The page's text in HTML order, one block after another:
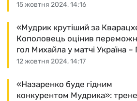
15 жовтня 2024, 14:16
12 жовтня 2024, 14:17
«Мудрик крутіший за
Кополовець оцінив
гол Михайла у матчі Україна –
«Назаренко буде гідним
конкурентом Мудрика»: